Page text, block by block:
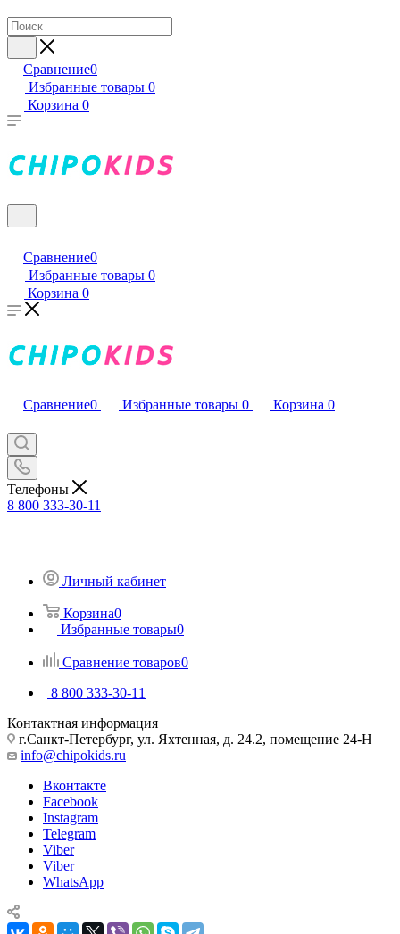
Сравнение0
Избранные товары 0
Корзина 0
Сравнение0
Избранные товары 0
Корзина 0
Сравнение0 Избранные товары 0 Корзина 0
Телефоны
8 800 333-30-11
Личный кабинет
Корзина0
Избранные товары0
Сравнение товаров0
8 800 333-30-11
Контактная информация
г.Санкт-Петербург, ул. Яхтенная, д. 24.2, помещение 24-Н
info@chipokids.ru
Вконтакте
Facebook
Instagram
Telegram
Viber
Viber
WhatsApp